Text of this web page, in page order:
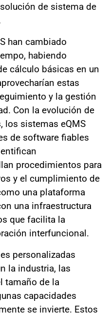
de sistema de
han cambiado
habiendo
cálculo básicas en un
estas
y la gestión
Con la evolución de
los sistemas eQMS
de software fiables
procedimientos para
y el cumplimiento de
una plataforma
una infraestructura
que facilita la
interfuncional.
personalizadas
la industria, las
tamaño de la
capacidades
se invierte. Estos